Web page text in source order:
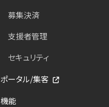
募集決済
支援者管理
セキュリティ
ポータル/集客
機能